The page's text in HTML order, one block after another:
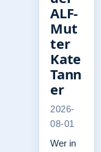
ALF-
Mut
ter
Kate
Tann
er
2026-
08-01
Wer in